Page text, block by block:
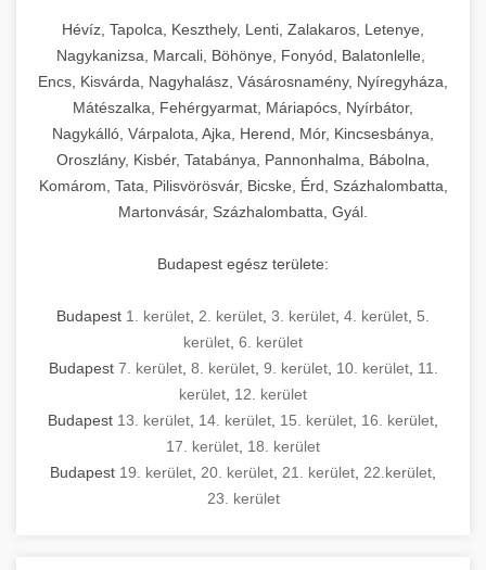
Hévíz, Tapolca, Keszthely, Lenti, Zalakaros, Letenye,
Nagykanizsa, Marcali, Böhönye, Fonyód, Balatonlelle,
Encs, Kisvárda, Nagyhalász, Vásárosnamény, Nyíregyháza,
Mátészalka, Fehérgyarmat, Máriapócs, Nyírbátor,
Nagykálló, Várpalota, Ajka, Herend, Mór, Kincsesbánya,
Oroszlány, Kisbér, Tatabánya, Pannonhalma, Bábolna,
Komárom, Tata, Pilisvörösvár, Bicske, Érd, Százhalombatta,
Martonvásár, Százhalombatta, Gyál.
Budapest egész területe:
Budapest 1. kerület 2. kerület 3. kerület 4. kerület 5.
kerület 6. kerület
Budapest 7. kerület, 8. kerület, 9. kerület, 10. kerület, 11.
kerület 12. kerület
Budapest 13. kerület 14. kerület 15. kerület 16. kerület
17. kerület 18. kerület
Budapest 19. kerület 20. kerület 21. kerület 22.kerület
23. kerület